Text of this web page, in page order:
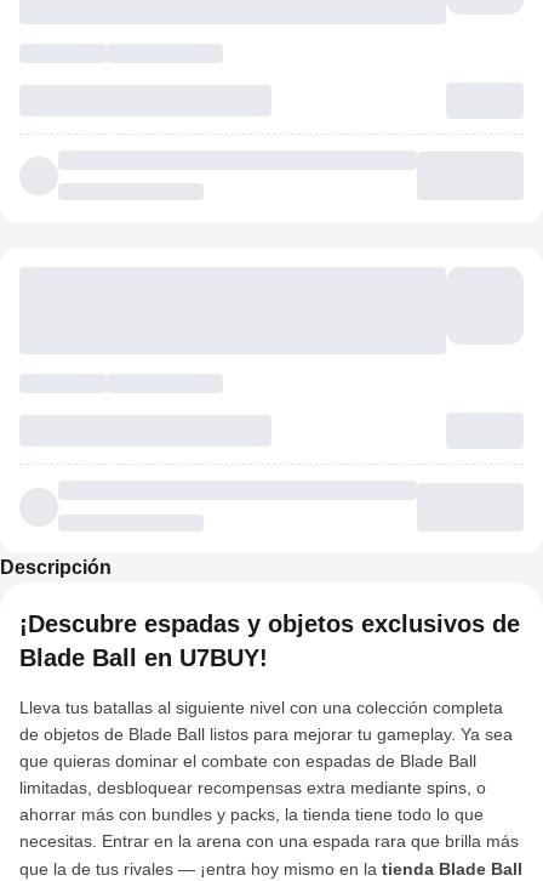
Descripción
¡Descubre espadas y objetos exclusivos de
Blade Ball en U7BUY!
Lleva tus batallas al siguiente nivel con una colección completa
de objetos de Blade Ball listos para mejorar tu gameplay. Ya sea
que quieras dominar el combate con espadas de Blade Ball
limitadas, desbloquear recompensas extra mediante spins, o
ahorrar más con bundles y packs, la tienda tiene todo lo que
necesitas. Entrar en la arena con una espada rara que brilla más
que la de tus rivales — ¡entra hoy mismo en la tienda Blade Ball